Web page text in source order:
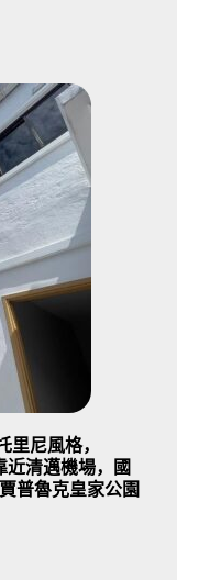
尼風格，
清邁機場，國
普魯克皇家公園